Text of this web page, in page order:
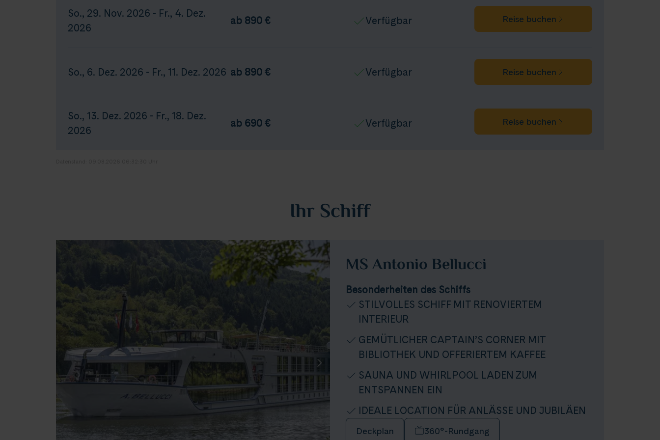
So., 29. Nov. 2026 - Fr., 4. Dez.
2026
ab 890 € Verfügbar Reise buchen
So., 6. Dez. 2026 - Fr., 11. Dez. 2026 ab 890 € Verfügbar Reise buchen
So., 13. Dez. 2026 - Fr., 18. Dez.
2026
ab 690 € Verfügbar Reise buchen
Ihr Schiff
MS Antonio Bellucci
Besonderheiten des Schiffs
STILVOLLES SCHIFF MIT RENOVIERTEM
INTERIEUR
GEMÜTLICHER CAPTAIN’S CORNER MIT
BIBLIOTHEK UND OFFERIERTEM KAFFEE
SAUNA UND WHIRLPOOL LADEN ZUM
ENTSPANNEN EIN
IDEALE LOCATION FÜR ANLÄSSE UND JUBILÄEN
Deckplan 360°-Rundgang